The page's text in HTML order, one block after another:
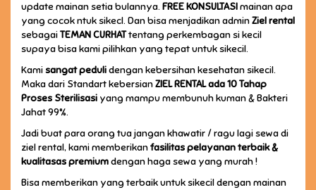
update mainan setia bulannya. FREE KONSULTASImainan apa
yang cocok ntuk sikecl. Dan bisa menjadikan adminZiel rental
sebagaiTEMAN CURHATtentang perkembagan si kecil
supaya bisa kami pilihkan yang tepat untuk sikecil.
Kamisangat pedulidengan kebersihan kesehatan sikecil.
Maka dari Standart kebersianZIEL RENTALada 10 Tahap
Proses Sterilisasi yang mampu membunuh kuman & Bakteri
Jahat 99%.
Jadi buat para orang tua jangan khawatir / ragu lagi sewa di
ziel rental, kami memberikanfasilitas pelayanan terbaik &
kualitasas premiumdengan haga sewa yang murah !
Bisa memberikan yang terbaik untuk sikecil dengan mainan